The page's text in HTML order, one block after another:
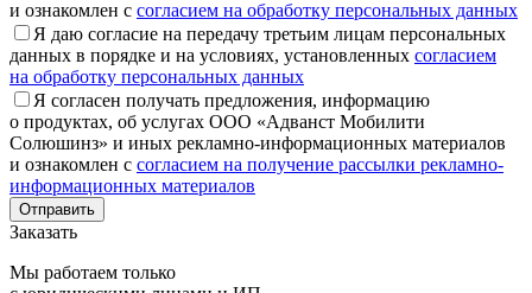
и ознакомлен с согласием на обработку персональных данных
Я даю согласие на передачу третьим лицам персональных
данных в порядке и на условиях, установленных согласием
на обработку персональных данных
Я согласен получать предложения, информацию
о продуктах, об услугах ООО «Адванст Мобилити
Солюшинз» и иных рекламно-информационных материалов
и ознакомлен с согласием на получение рассылки рекламно-
информационных материалов
Отправить
Заказать
Мы работаем только